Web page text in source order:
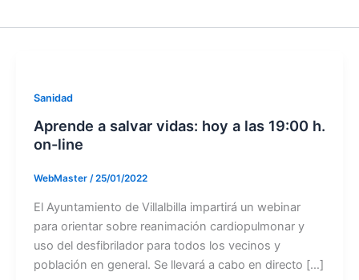
Sanidad
Aprende a salvar vidas: hoy a las 19:00 h.
on-line
WebMaster /25/01/2022
El Ayuntamiento de Villalbilla impartirá un webinar
para orientar sobre reanimación cardiopulmonar y
uso del desfibrilador para todos los vecinos y
población en general. Se llevará a cabo en directo […]